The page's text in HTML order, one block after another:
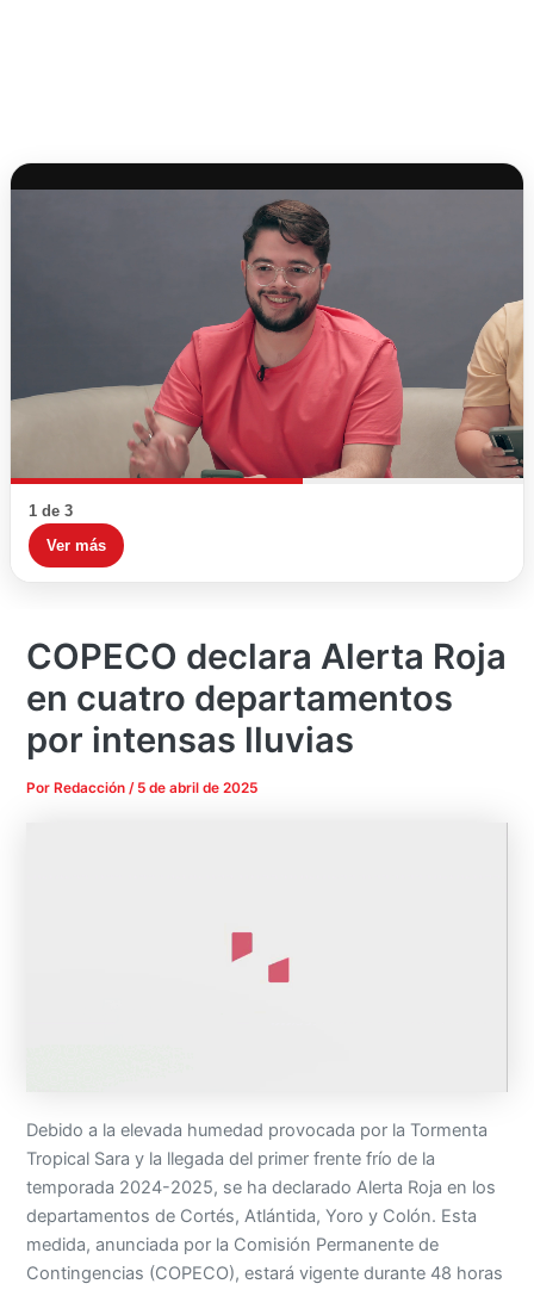
1 de 3
Ver más
COPECO declara Alerta Roja
en cuatro departamentos
por intensas lluvias
Por Redacción/ 5 de abril de 2025
Debido a la elevada humedad provocada por la Tormenta
Tropical Sara y la llegada del primer frente frío de la
temporada 2024-2025, se ha declarado Alerta Roja en los
departamentos de Cortés, Atlántida, Yoro y Colón. Esta
medida, anunciada por la Comisión Permanente de
Contingencias (COPECO), estará vigente durante 48 horas